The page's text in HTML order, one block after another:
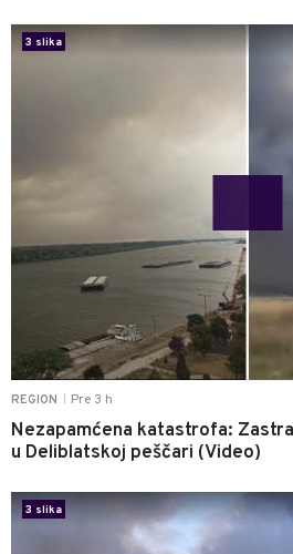
REGION Pre 3 h
Nezapamćena katastrofa:
u Deliblatskoj peščari (Video)
3 slika
3 slika